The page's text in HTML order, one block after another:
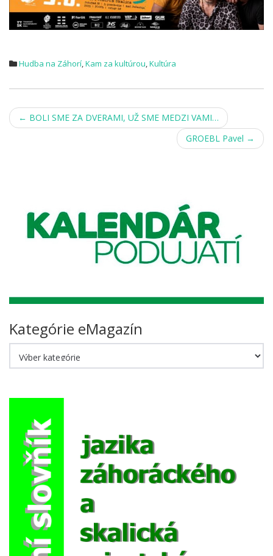
Hudba na Záhorí,Kam za kultúrou,Kultúra
Post
← BOLI SME ZA DVERAMI, UŽ SME MEDZI VAMI…
GROEBL Pavel →
Kategórie eMagazín
eMagazín